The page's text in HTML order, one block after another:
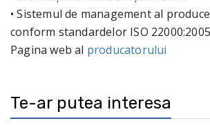
• Sistemul de management al
conform standardelor ISO 22000:2005
Pagina web al producatorului
Te-ar putea interesa